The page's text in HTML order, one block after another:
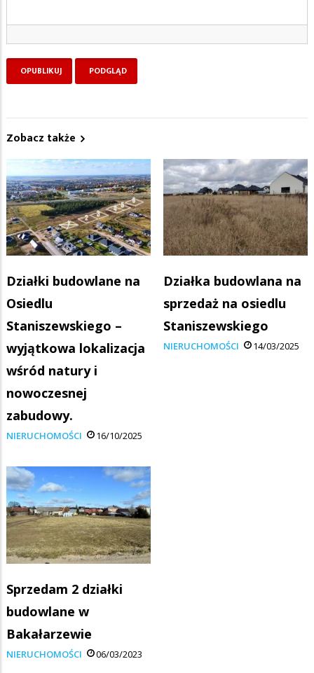
Zobacz także
Działki budowlane na
Osiedlu
Staniszewskiego –
wyjątkowa lokalizacja
wśród natury i
nowoczesnej
zabudowy.
NIERUCHOMOŚCI 16/10/2025
Działka budowlana na
sprzedaż na osiedlu
Staniszewskiego
NIERUCHOMOŚCI 14/03/2025
Sprzedam 2 działki
budowlane w
Bakałarzewie
NIERUCHOMOŚCI 06/03/2023